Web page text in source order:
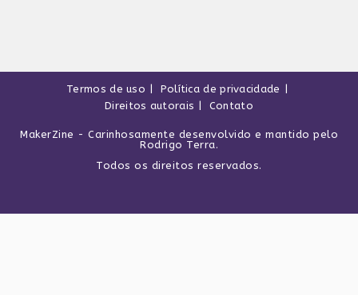
Termos de uso
Política de privacidade
Direitos autorais
Contato
MakerZine - Carinhosamente desenvolvido e mantido pelo
Rodrigo Terra.
Todos os direitos reservados.